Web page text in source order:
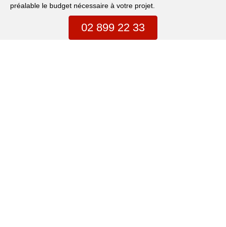
préalable le budget nécessaire à votre projet.
02 899 22 33